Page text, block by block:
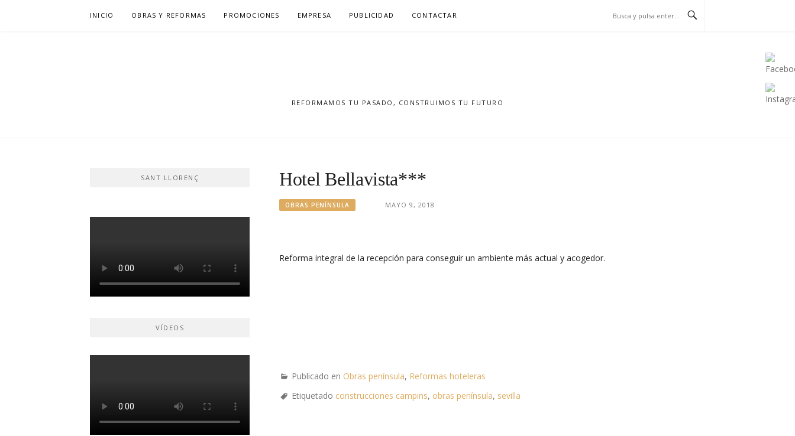
INICIO OBRAS Y REFORMAS PROMOCIONES EMPRESA PUBLICIDAD CONTACTAR
REFORMAMOS TU PASADO, CONSTRUIMOS TU FUTURO
Hotel Bellavista***
OBRAS PENÍNSULA MAYO 9, 2018
Reforma integral de la recepción para conseguir un ambiente más actual y acogedor.
Publicado en Obras península, Reformas hoteleras
Etiquetado construcciones campins, obras península, sevilla
SANT LLORENÇ
VÍDEOS